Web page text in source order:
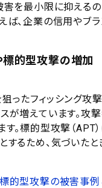
害を最小限に抑える
ば、企業の信用やブ
標的型攻撃の増加
ったフィッシング攻
が増えています。攻
す。標的型攻撃（
するため、気づいた
標的型攻撃の被害事例